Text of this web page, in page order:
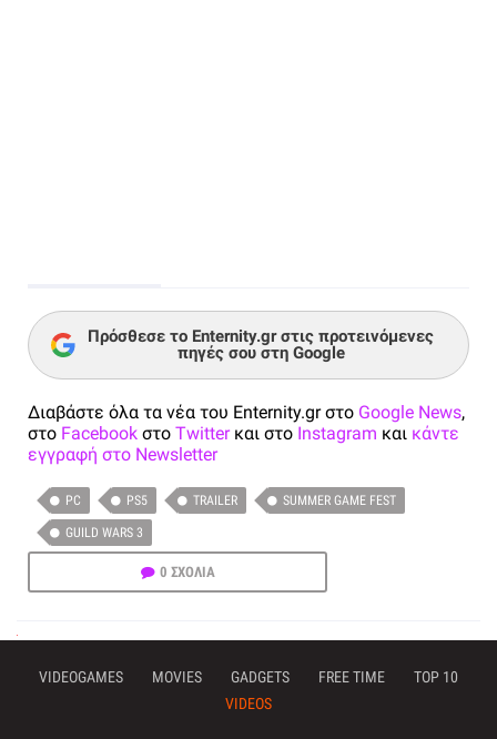
Πρόσθεσε το Enternity.gr στις προτεινόμενες
πηγές σου στη Google
Διαβάστε όλα τα νέα του Enternity.gr στο Google News,
στο Facebook στο Twitterκαι στο Instagram και κάντε
εγγραφή στο Newsletter
PC PS5 TRAILER SUMMER GAME FEST
GUILD WARS 3
0 ΣΧΟΛΙΑ
VIDEOGAMES MOVIES GADGETS FREE TIME
TOP 10
VIDEOS